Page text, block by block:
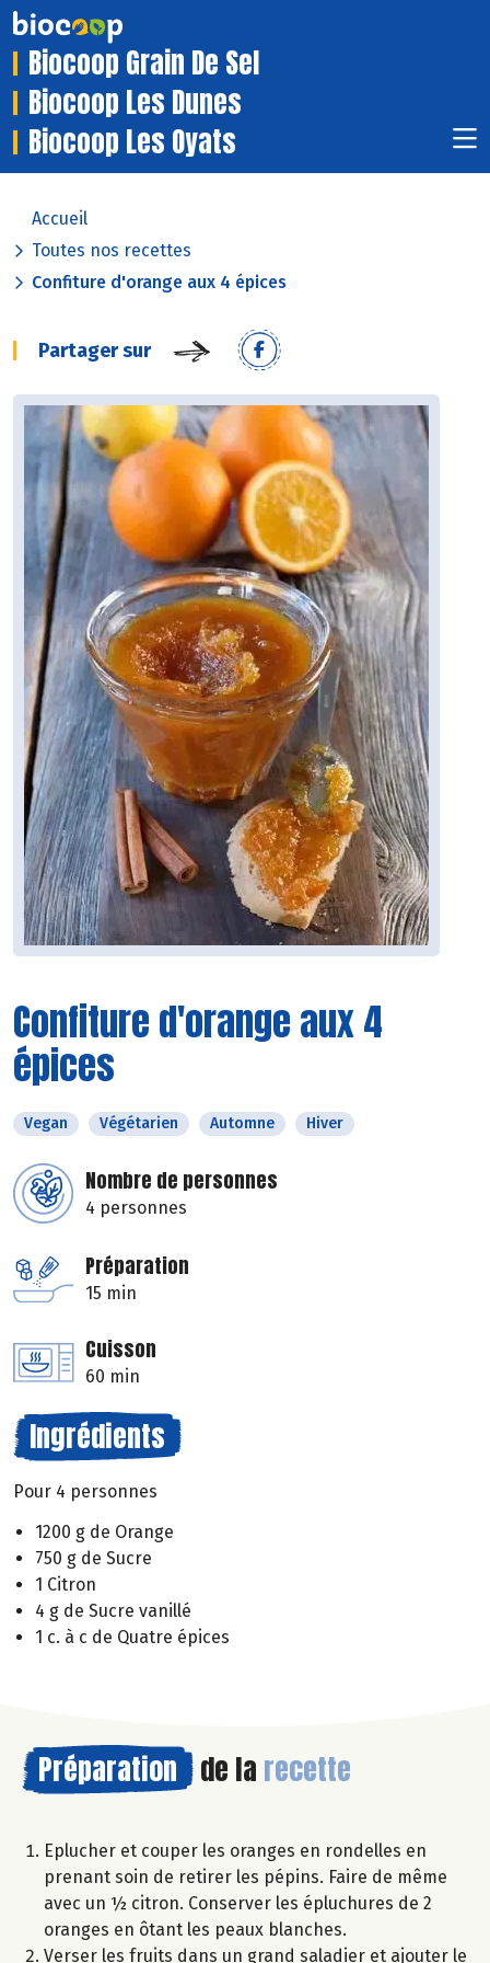
Biocoop Grain De Sel
Biocoop Les Dunes
Biocoop Les Oyats
Accueil
Toutes nos recettes
Confiture d'orange aux 4 épices
Partager sur
Confiture d'orange aux 4
épices
Vegan Végétarien Automne Hiver
Nombre de personnes
4 personnes
Préparation
15 min
Cuisson
60 min
Ingrédients
Pour 4 personnes
1200 g de Orange
750 g de Sucre
1 Citron
4 g de Sucre vanillé
1 c. à c de Quatre épices
Préparation de la recette
Eplucher et couper les oranges en rondelles en
prenant soin de retirer les pépins. Faire de même
avec un ½ citron. Conserver les épluchures de 2
oranges en ôtant les peaux blanches.
Verser les fruits dans un grand saladier et ajouter le